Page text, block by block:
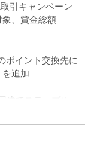
引キャンペーン
、賞金総額
ポイント交換先に
追加
建てステーブル